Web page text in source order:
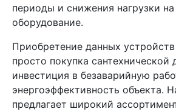
периоды и снижения нагрузки
оборудование.
Приобретение данных
просто покупка сантехнической
инвестиция в безаварийную
энергоэффективность объекта.
предлагает широкий